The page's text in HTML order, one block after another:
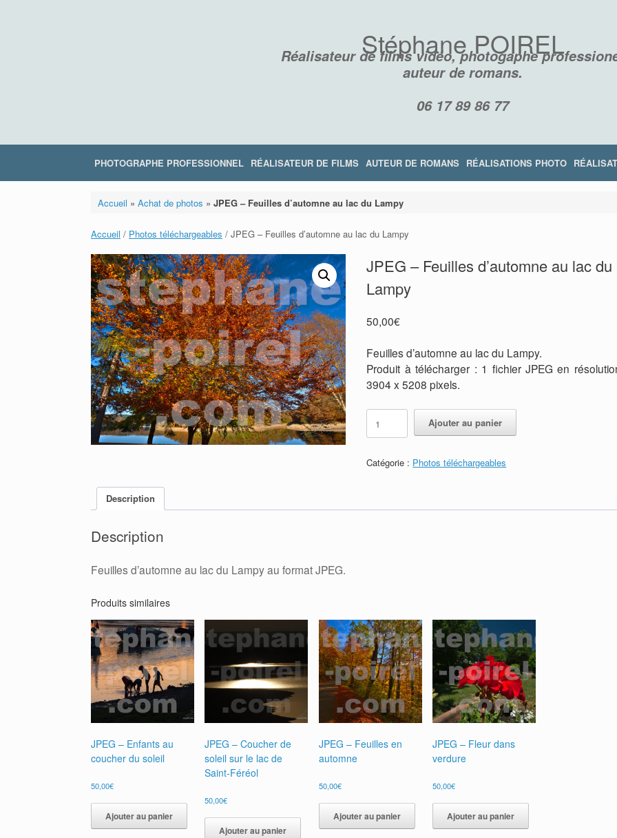
Stéphane POIREL
Réalisateur de films vidéo, photogaphe
auteur de romans.
06 17 89 86 77
PHOTOGRAPHE PROFESSIONNEL RÉALISATEUR DE FILMS AUTEUR DE ROMANS RÉALISATIONS PHOTO
Accueil » Achat de photos » JPEG – Feuilles d’automne au lac du Lampy
Accueil / Photos téléchargeables / JPEG – Feuilles d’automne au lac du Lampy
JPEG – Feuilles d’automne au lac du
Lampy
50,00€
Feuilles d’automne au lac du Lampy.
Produit à télécharger : 1 fichier JPEG en
3904 x 5208 pixels.
quantité
JPEG
Feuilles
Ajouter au panier
Catégorie : Photos téléchargeables
Description
Description
Feuilles d’automne au lac du Lampy au format JPEG.
Produits similaires
JPEG – Enfants au
coucher du soleil
50,00€
Ajouter au panier
JPEG – Coucher de
soleil sur le lac de
Saint-Féréol
50,00€
Ajouter au panier
JPEG – Feuilles en
automne
50,00€
Ajouter au panier
JPEG – Fleur dans
verdure
50,00€
Ajouter au panier
RÉSILIENCE
Résilience
disponible sur les 3
plateformes
LES DISPARUS DE LA MONTAGNE NOIRE
Refonte de la
annonce
juillet 2026